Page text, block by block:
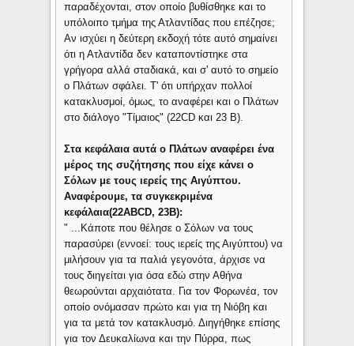
παραδέχονται, στον οποίο βυθίσθηκε και το
υπόλοιπο τμήμα της Ατλαντίδας που επέζησε;
Αν ισχύει η δεύτερη εκδοχή τότε αυτό σημαίνει
ότι η Ατλαντίδα δεν καταποντίστηκε στα
γρήγορα αλλά σταδιακά, και σ' αυτό το σημείο
ο Πλάτων σφάλει. Τ' ότι υπήρχαν πολλοί
κατακλυσμοί, όμως, το αναφέρει και ο Πλάτων
στο διάλογο "Τίμαιος" (22CD και 23 Β).
Στα κεφάλαια αυτά ο Πλάτων αναφέρει ένα
μέρος της συζήτησης που είχε κάνει ο
Σόλων με τους ιερείς της Αιγύπτου.
Αναφέρουμε, τα συγκεκριμένα
κεφάλαια(22ABCD, 23B):
" ...Κάποτε που θέλησε ο Σόλων να τους
παρασύρει (εννοεί: τους ιερείς της Αιγύπτου) να
μιλήσουν για τα παλιά γεγονότα, άρχισε να
τους διηγείται για όσα εδώ στην Αθήνα
θεωρούνται αρχαιότατα. Για τον Φορωνέα, τον
οποίο ονόμασαν πρώτο και για τη Νιόβη και
για τα μετά τον κατακλυσμό. Διηγήθηκε επίσης
για τον Δευκαλίωνα και την Πύρρα, πως